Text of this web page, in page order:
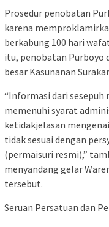
Prosedur penobatan
karena
berkabung 100 hari
itu, penobatan Purboyo
besar Kasunanan
“Informasi dari sesepuh
memenuhi syarat
ketidakjelasan
tidak sesuai dengan
(permaisuri resmi),”
menyandang gelar
tersebut.
Seruan Persatuan dan